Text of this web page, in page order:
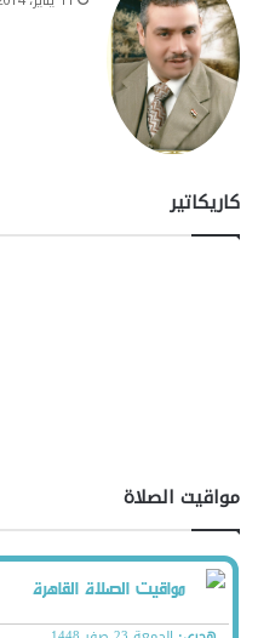
كاريكاتير
مواقيت الصلاة